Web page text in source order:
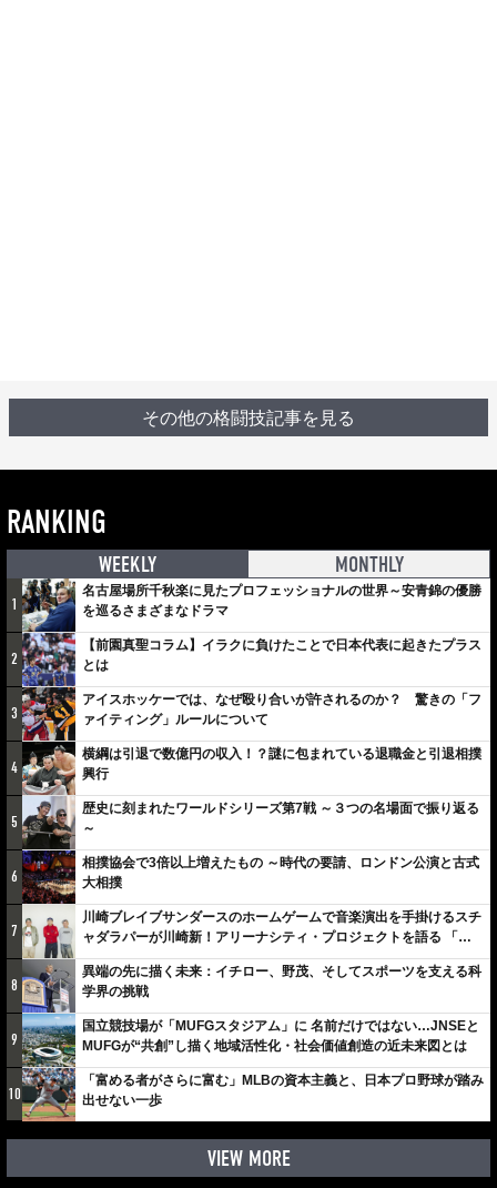
その他の格闘技記事を見る
RANKING
WEEKLY MONTHLY
1
名古屋場所千秋楽に見たプロフェッショナルの世界～安青錦の優勝
を巡るさまざまなドラマ
2
【前園真聖コラム】イラクに負けたことで日本代表に起きたプラス
とは
3
アイスホッケーでは、なぜ殴り合いが許されるのか？ 驚きの「フ
ァイティング」ルールについて
4
横綱は引退で数億円の収入！？謎に包まれている退職金と引退相撲
興行
5
歴史に刻まれたワールドシリーズ第7戦 ～３つの名場面で振り返る
～
6
相撲協会で3倍以上増えたもの ～時代の要請、ロンドン公演と古式
大相撲
7
川崎ブレイブサンダースのホームゲームで音楽演出を手掛けるスチ
ャダラパーが川崎新！アリーナシティ・プロジェクトを語る 「楽
しみでしかないでしょ。川崎は、ずっと成長曲線だから」
8
異端の先に描く未来：イチロー、野茂、そしてスポーツを支える科
学界の挑戦
9
国立競技場が「MUFGスタジアム」に 名前だけではない…JNSEと
MUFGが“共創”し描く地域活性化・社会価値創造の近未来図とは
10
「富める者がさらに富む」MLBの資本主義と、日本プロ野球が踏み
出せない一歩
VIEW MORE